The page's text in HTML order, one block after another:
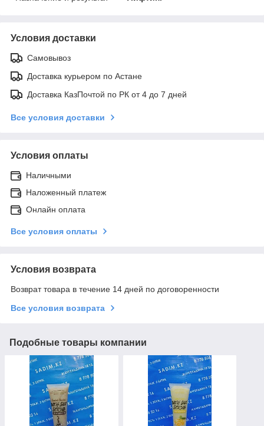
Условия доставки
Самовывоз
Доставка курьером по Астане
Доставка КазПочтой по РК от 4 до 7 дней
Все условия доставки
Условия оплаты
Наличными
Наложенный платеж
Онлайн оплата
Все условия оплаты
Условия возврата
Возврат товара в течение 14 дней по договоренности
Все условия возврата
Подобные товары компании